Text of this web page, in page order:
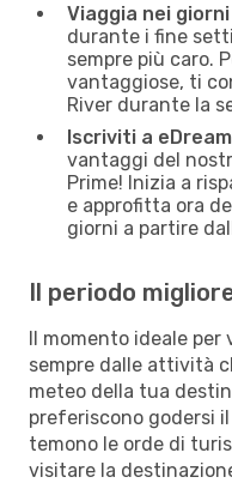
Viaggia nei
durante i fine
sempre più caro.
vantaggiose, ti
River durante la
Iscriviti a
vantaggi del
Prime! Inizia a
e approfitta ora
giorni a partire
Il periodo
Il momento ideale per
sempre dalle attività
meteo della tua
preferiscono godersi il
temono le orde di
visitare la